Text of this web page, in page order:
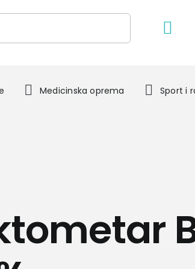
Medicinska oprema Sport i